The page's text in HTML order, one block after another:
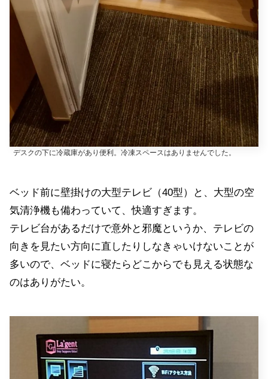
デスクの下に冷蔵庫があり便利。冷凍スペースはありませんでした。
ベッド前に壁掛けの大型テレビ（40型）と、大型の空
気清浄機も備わっていて、快適すぎます。
テレビ台があるだけで意外と邪魔というか、テレビの
向きを見たい方向に直したりしなきゃいけないことが
多いので、ベッドに寝たらどこからでも見える状態な
のはありがたい。